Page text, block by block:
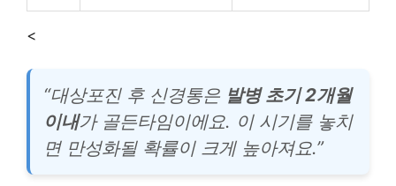
<
“대상포진 후 신경통은 발병 초기 2개월
이내가 골든타임이에요. 이 시기를 놓치
면 만성화될 확률이 크게 높아져요.”